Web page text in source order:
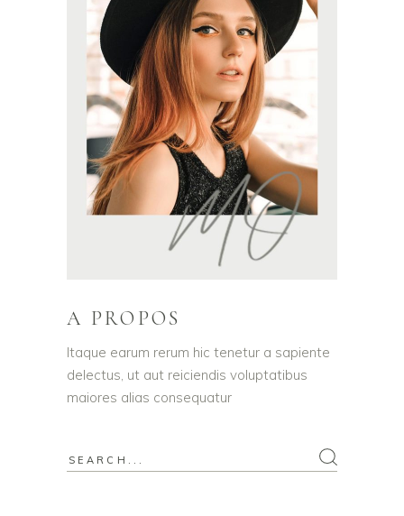
A PROPOS
Itaque earum rerum hic tenetur a sapiente
delectus, ut aut reiciendis voluptatibus
maiores alias consequatur
Search